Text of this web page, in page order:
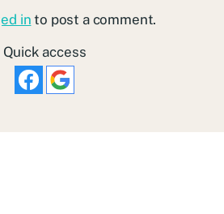
in to post a comment.
Quick access